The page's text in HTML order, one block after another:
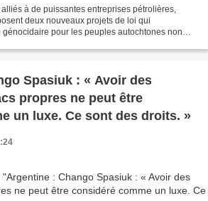
à de puissantes entreprises pétrolières,
deux nouveaux projets de loi qui
pour les peuples autochtones non
Spasiuk : « Avoir des
propres ne peut être
un luxe. Ce sont des droits. »